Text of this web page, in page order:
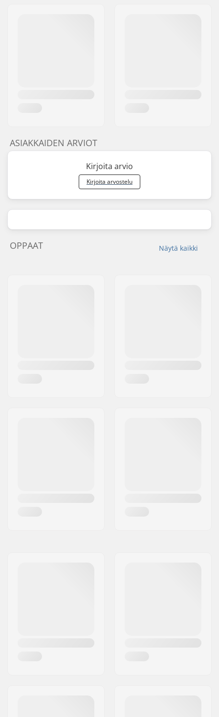
ASIAKKAIDEN ARVIOT
Kirjoita arvio
Kirjoita arvostelu
Näytä kaikki
OPPAAT